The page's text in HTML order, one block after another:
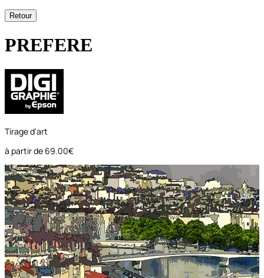
Retour
PREFERE
Tirage d'art
à partir de 69.00€